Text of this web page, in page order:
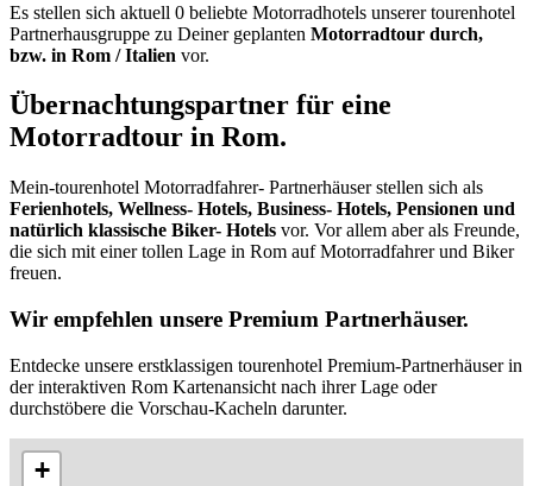
Es stellen sich aktuell 0 beliebte Motorradhotels unserer tourenhotel
Partnerhausgruppe zu Deiner geplanten Motorradtour durch,
bzw. in Rom / Italien vor.
Übernachtungspartner für eine
Motorradtour in Rom.
Mein-tourenhotel Motorradfahrer- Partnerhäuser stellen sich als
Ferienhotels, Wellness- Hotels, Business- Hotels, Pensionen und
natürlich klassische Biker- Hotels vor. Vor allem aber als Freunde,
die sich mit einer tollen Lage in Rom auf Motorradfahrer und Biker
freuen.
Wir empfehlen unsere Premium Partnerhäuser.
Entdecke unsere erstklassigen tourenhotel Premium-Partnerhäuser in
der interaktiven Rom Kartenansicht nach ihrer Lage oder
durchstöbere die Vorschau-Kacheln darunter.
+